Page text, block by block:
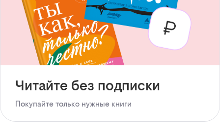
Читайте без подписки
Покупайте только нужные книги